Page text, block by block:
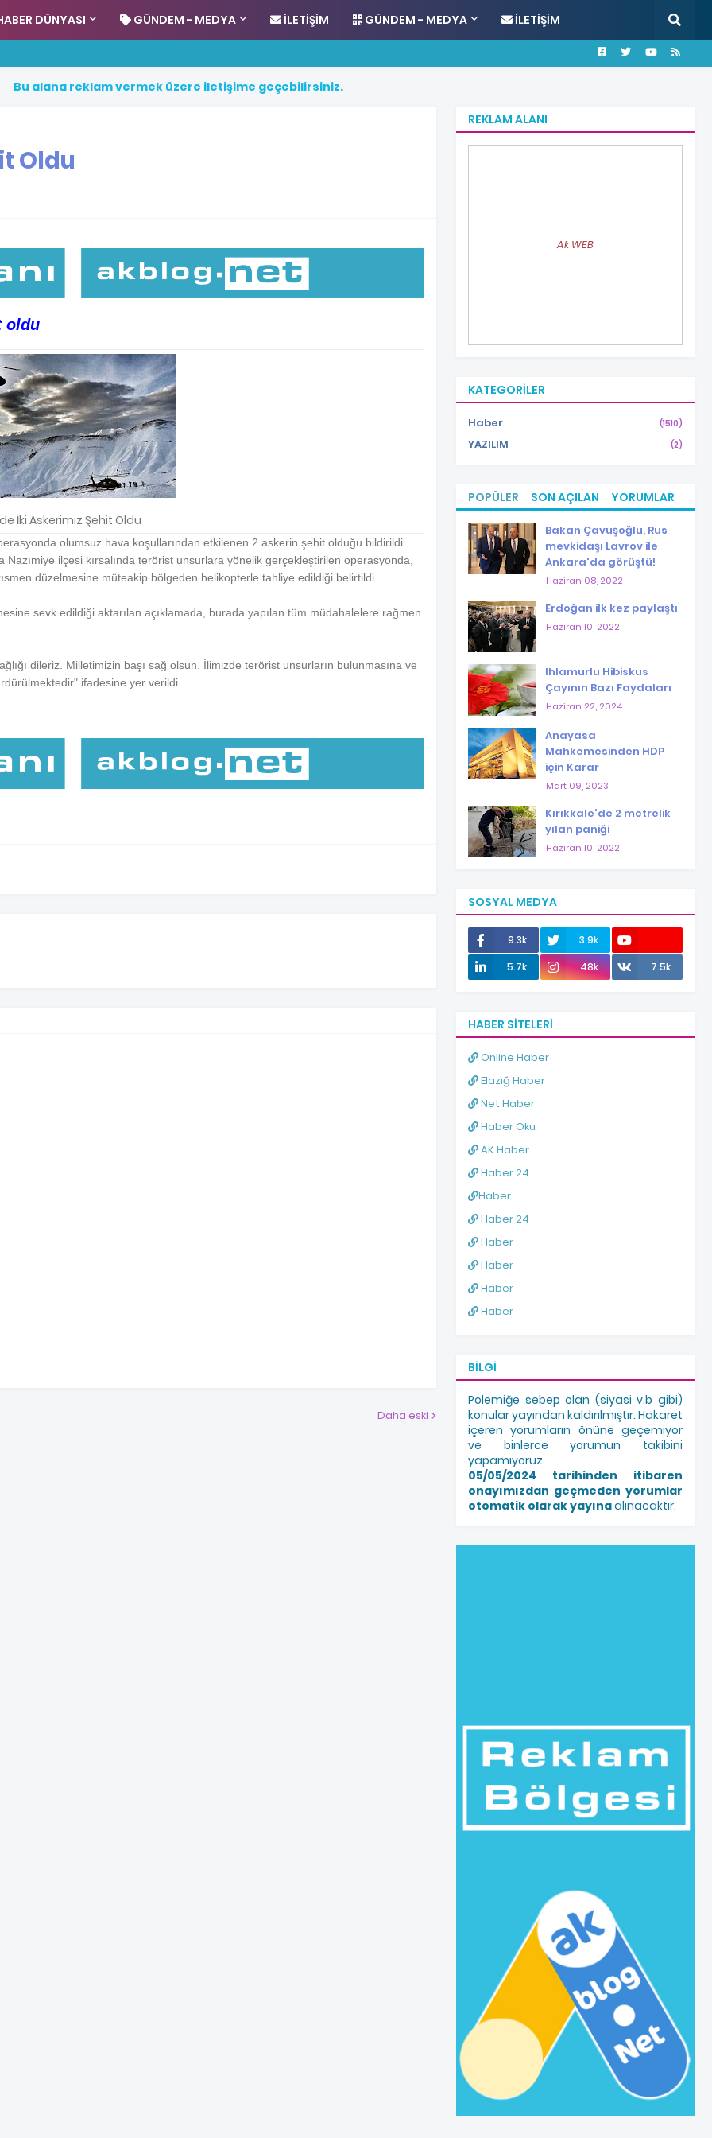
DÜNYASI GÜNDEM - MEDYA İLETIŞIM GÜNDEM - MEDYA İLETIŞIM
Bu alana reklamvermek üzere iletişime geçebilirsiniz.
Oldu
oldu
İki Askerimiz Şehit Oldu
olumsuz hava koşullarından etkilenen 2 askerin şehit olduğu bildirildi
Nazımiye ilçesi kırsalında terörist unsurlara yönelik gerçekleştirilen operasyonda,
düzelmesine müteakip bölgeden helikopterle tahliye edildiği belirtildi.
sevk edildiği aktarılan açıklamada, burada yapılan tüm müdahalelere rağmen
dileriz. Milletimizin başı sağ olsun. İlimizde terörist unsurların bulunmasına ve
ifadesine yer verildi.
Daha eski
REKLAM ALANI
Ak WEB
KATEGORILER
Haber (1510)
YAZILIM (2)
POPÜLER SON AÇILAN YORUMLAR
Bakan Çavuşoğlu, Rus
mevkidaşı Lavrov ile
Ankara'da görüştü!
Haziran 08, 2022
Erdoğan ilk kez paylaştı
Haziran 10, 2022
Ihlamurlu Hibiskus
Çayının Bazı Faydaları
Haziran 22, 2024
Anayasa
Mahkemesinden HDP
için Karar
Mart 09, 2023
Kırıkkale'de 2 metrelik
yılan paniği
Haziran 10, 2022
SOSYAL MEDYA
9.3k
3.9k
12.0k
5.7k 48k 7.5k
HABER SITELERI
Online Haber
Elazığ Haber
Net Haber
Haber Oku
AK Haber
Haber 24
Haber
Haber 24
Haber
Haber
Haber
Haber
BILGI
Polemiğe sebep olan (siyasi v.b gibi)
konular yayından kaldırılmıştır. Hakaret
içeren yorumların önüne geçemiyor
ve binlerce yorumun takibini
yapamıyoruz.
05/05/2024 tarihinden itibaren
onayımızdan geçmeden yorumlar
otomatik olarak yayınaalınacaktır.